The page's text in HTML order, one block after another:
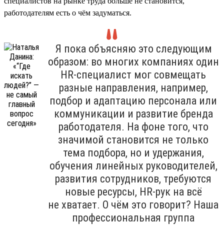
работодателям есть о чём задуматься.
Я пока объясняю это следующим
образом: во многих компаниях один
HR-специалист мог совмещать
разные направления, например,
подбор и адаптацию персонала или
коммуникации и развитие бренда
работодателя. На фоне того, что
значимой становится не только
тема подбора, но и удержания,
обучения линейных руководителей,
развития сотрудников, требуются
новые ресурсы, HR-рук на всё
не хватает. О чём это говорит? Наша
профессиональная группа